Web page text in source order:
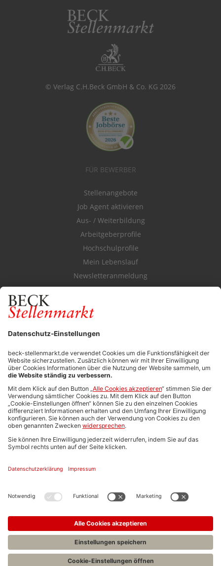
© Verlag C.H.Beck GmbH & Co. KG 2026
FÜR BEWERBER
Stellenangebote
Job Agent aktivieren
Aus- / Weiterbildung
Arbeitgeberprofile
Hochschulprofile
Mein Lebenslauf
Newsletteranmeldung
Durchsuchen Sie den Stellenkatalog
FÜR ARBEITGEBER
Stellenmarktpreise
Anzeigen-AGB
Media-Daten
Newsletteranmeldung
Produktübersicht
ALLGEMEIN
FAQs
Impressum
Stellenangebote C.H.BECK